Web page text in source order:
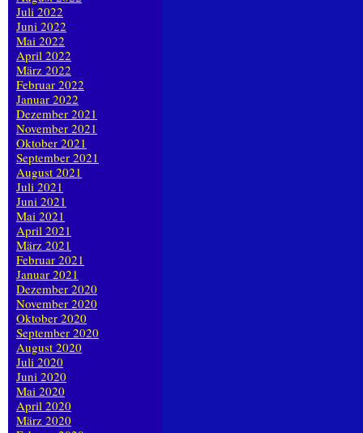
Juli 2022
Juni 2022
Mai 2022
April 2022
März 2022
Februar 2022
Januar 2022
Dezember 2021
November 2021
Oktober 2021
September 2021
August 2021
Juli 2021
Juni 2021
Mai 2021
April 2021
März 2021
Februar 2021
Januar 2021
Dezember 2020
November 2020
Oktober 2020
September 2020
August 2020
Juli 2020
Juni 2020
Mai 2020
April 2020
März 2020